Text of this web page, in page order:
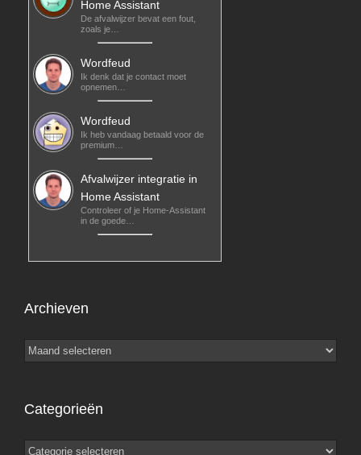
Home Assistant
De afvalwijzer bevat een fout,
zoals je…
Wordfeud
Ik denk dat je contact moet
opnemen…
Wordfeud
Ik heb vandaag betaald voor de
premium…
Afvalwijzer integratie in
Home Assistant
Controleer of je Home-Assistant
in de goede…
Archieven
Archieven
Categorieën
Categorieën